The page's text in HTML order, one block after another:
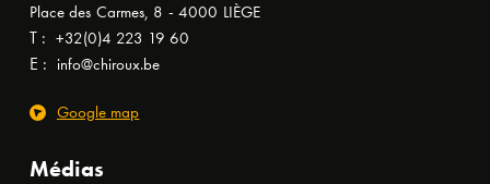
Place des Carmes, 8 - 4000 LIÈGE
T : +32(0)4 223 19 60
E : info@chiroux.be
Google map
Médias